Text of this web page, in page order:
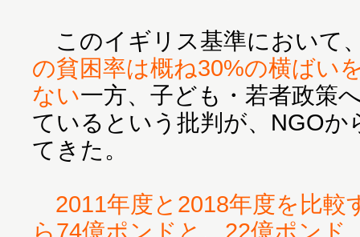
このイギリス基準において
の貧困率は概ね30%の横ばい
ない一方、子ども・若者政策
ているという批判が、NGOか
てきた。
2011年度と2018年度を比較
ら74億ポンドと、22億ポンド